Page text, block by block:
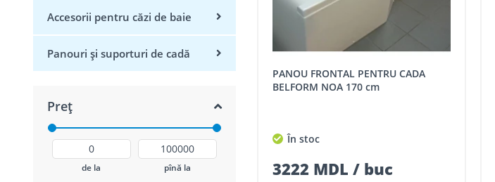
Accesorii pentru căzi de baie
Panouri și suporturi de cadă
Preț
de la pînă la
PANOU FRONTAL PENTRU CADA
BELFORM NOA 170 cm
În stoc
3222 MDL / buc